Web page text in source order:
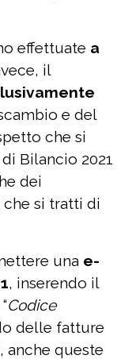
effettuate a
il
e del
che si
Bilancio 2021
dei
si tratti di
una e-
, inserendo il
Codice
delle fatture
anche queste